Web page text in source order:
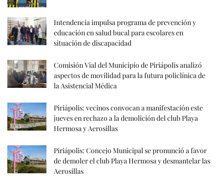
Intendencia impulsa programa de prevención y
educación en salud bucal para escolares en
situación de discapacidad
Comisión Vial del Municipio de Piriápolis analizó
aspectos de movilidad para la futura policlínica de
la Asistencial Médica
Piriápolis: vecinos convocan a manifestación este
jueves en rechazo a la demolición del club Playa
Hermosa y Aerosillas
Piriápolis: Concejo Municipal se pronunció a favor
de demoler el club Playa Hermosa y desmantelar las
Aerosillas